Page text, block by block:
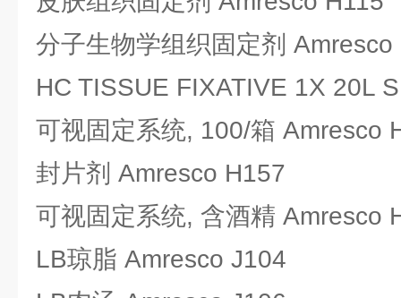
分子生物学组织固定剂 Amresco
HC TISSUE FIXATIVE 1X 20L
可视固定系统, 100/箱 Amresco
封片剂 Amresco H157
可视固定系统, 含酒精 Amresco
LB琼脂 Amresco J104